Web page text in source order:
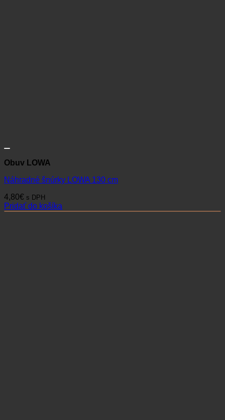
Obuv LOWA
Náhradné šnúrky LOWA 130 cm
4,80€ s DPH
Pridať do košíka